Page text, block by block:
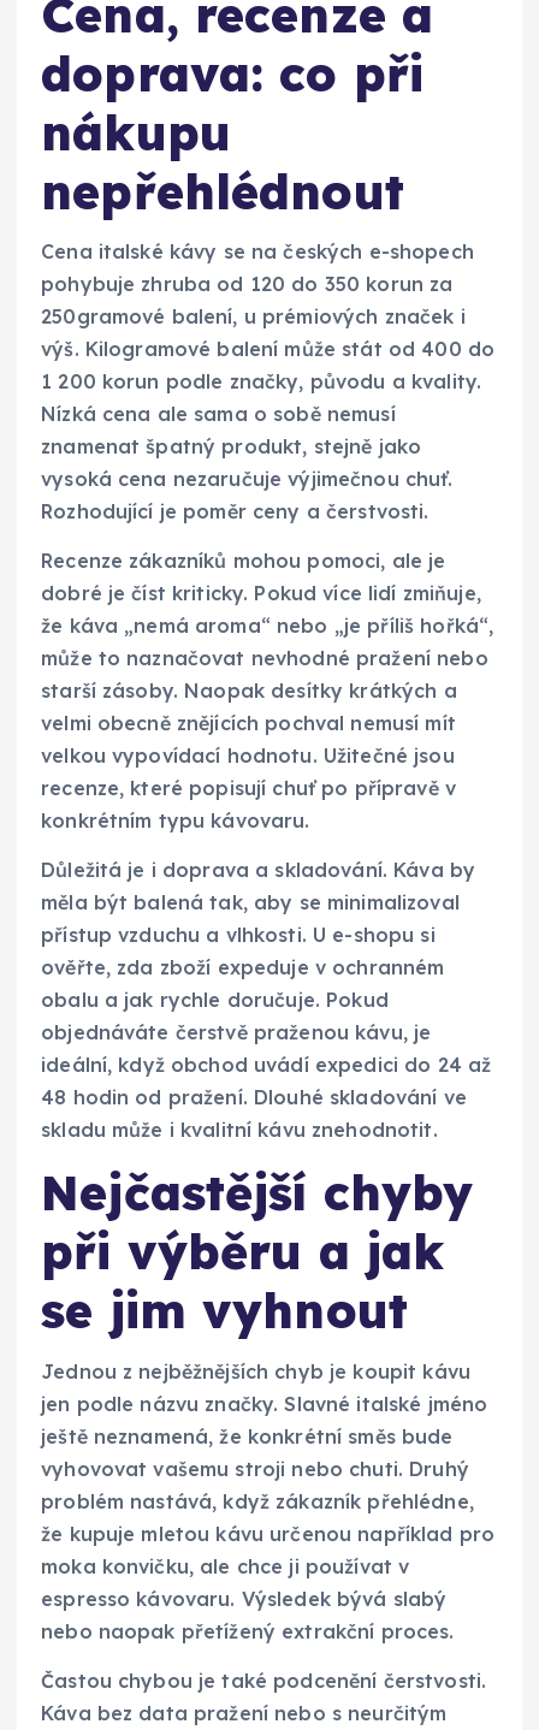
Cena, recenze a
doprava: co při
nákupu
nepřehlédnout
Cena italské kávy se na českých e-shopech
pohybuje zhruba od 120 do 350 korun za
250gramové balení, u prémiových značek i
výš. Kilogramové balení může stát od 400 do
1 200 korun podle značky, původu a kvality.
Nízká cena ale sama o sobě nemusí
znamenat špatný produkt, stejně jako
vysoká cena nezaručuje výjimečnou chuť.
Rozhodující je poměr ceny a čerstvosti.
Recenze zákazníků mohou pomoci, ale je
dobré je číst kriticky. Pokud více lidí zmiňuje,
že káva „nemá aroma“ nebo „je příliš hořká“,
může to naznačovat nevhodné pražení nebo
starší zásoby. Naopak desítky krátkých a
velmi obecně znějících pochval nemusí mít
velkou vypovídací hodnotu. Užitečné jsou
recenze, které popisují chuť po přípravě v
konkrétním typu kávovaru.
Důležitá je i doprava a skladování. Káva by
měla být balená tak, aby se minimalizoval
přístup vzduchu a vlhkosti. U e-shopu si
ověřte, zda zboží expeduje v ochranném
obalu a jak rychle doručuje. Pokud
objednáváte čerstvě praženou kávu, je
ideální, když obchod uvádí expedici do 24 až
48 hodin od pražení. Dlouhé skladování ve
skladu může i kvalitní kávu znehodnotit.
Nejčastější chyby
při výběru a jak
se jim vyhnout
Jednou z nejběžnějších chyb je koupit kávu
jen podle názvu značky. Slavné italské jméno
ještě neznamená, že konkrétní směs bude
vyhovovat vašemu stroji nebo chuti. Druhý
problém nastává, když zákazník přehlédne,
že kupuje mletou kávu určenou například pro
moka konvičku, ale chce ji používat v
espresso kávovaru. Výsledek bývá slabý
nebo naopak přetížený extrakční proces.
Častou chybou je také podcenění čerstvosti.
Káva bez data pražení nebo s neurčitým